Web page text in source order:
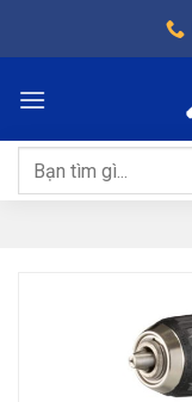
dung
Tìm
kiếm: